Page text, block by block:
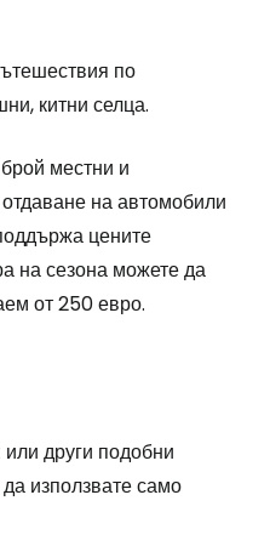
по
китни селца.
местни и
на автомобили
цените
на сезона можете да
от 250 евро.
други подобни
използвате само